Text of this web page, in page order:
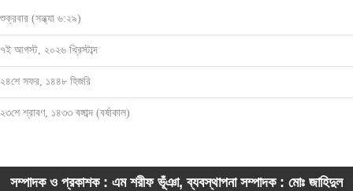
শুক্রবার (সন্ধ্যা ৬:২৯)
৭ই আগস্ট, ২০২৬ খ্রিস্টাব্দ
২৪শে সফর, ১৪৪৮ হিজরি
২৩শে শ্রাবণ, ১৪৩৩ বঙ্গাব্দ (বর্ষাকাল)
সম্পাদক ও প্রকাশক : এম শরীফ ভূঁঞা, ব্যবস্থাপনা সম্পাদক : মোঃ জাহিদুল